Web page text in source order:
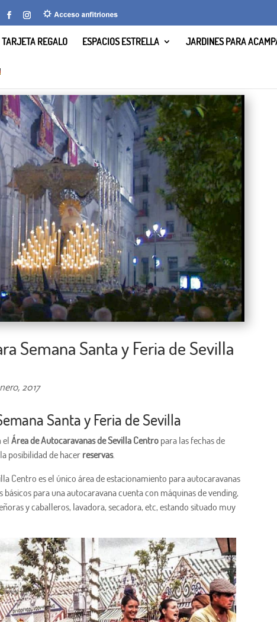
TARJETA REGALO ESPACIOS ESTRELLA JARDINES PARA
Semana Santa y Feria de Sevilla
2017
Santa y Feria de Sevilla
elÁrea de Autocaravanas de Sevilla Centro para las fechas de
posibilidad de hacerreservas.
Centro es el único área de estacionamiento para autocaravanas
para una autocaravana cuenta con máquinas de vending,
y caballeros, lavadora, secadora, etc, estando situado muy